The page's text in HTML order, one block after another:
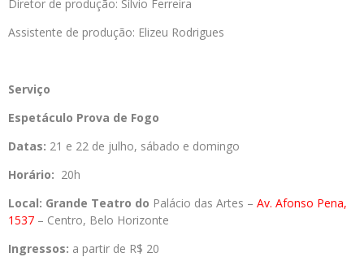
Diretor de produção: Sílvio Ferreira
Assistente de produção: Elizeu Rodrigues
Serviço
Espetáculo Prova de Fogo
Datas: 21 e 22 de julho, sábado e domingo
Horário: 20h
Local: Grande Teatro do Palácio das Artes – Av. Afonso Pena,
1537 – Centro, Belo Horizonte
Ingressos: a partir de R$ 20